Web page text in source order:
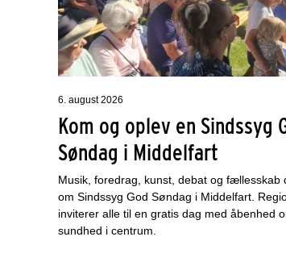
6. august 2026
Kom og oplev en Sindssyg
Søndag i Middelfart
Musik, foredrag, kunst, debat og fællesskab
om Sindssyg God Søndag i Middelfart.
inviterer alle til en gratis dag med åbenhed
sundhed i centrum.